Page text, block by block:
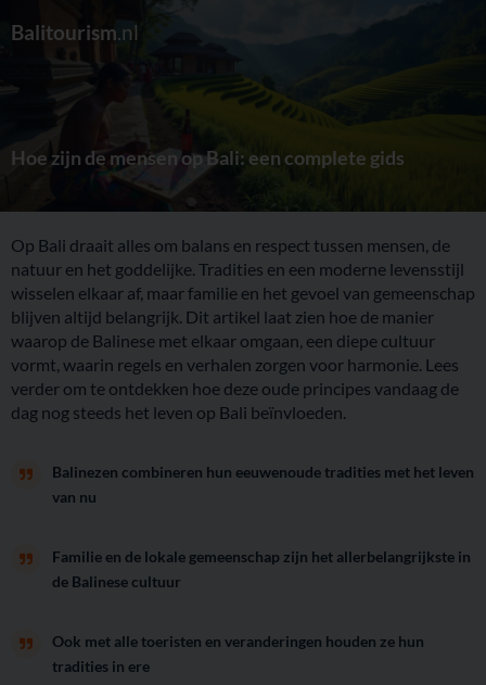
Balitourism.nl
Hoe zijn de mensen op Bali: een complete gids
Op Bali draait alles om balans en respect tussen mensen, de
natuur en het goddelijke. Tradities en een moderne levensstijl
wisselen elkaar af, maar familie en het gevoel van gemeenschap
blijven altijd belangrijk. Dit artikel laat zien hoe de manier
waarop de Balinese met elkaar omgaan, een diepe cultuur
vormt, waarin regels en verhalen zorgen voor harmonie. Lees
verder om te ontdekken hoe deze oude principes vandaag de
dag nog steeds het leven op Bali beïnvloeden.
Balinezen combineren hun eeuwenoude tradities met het leven
van nu
Familie en de lokale gemeenschap zijn het allerbelangrijkste in
de Balinese cultuur
Ook met alle toeristen en veranderingen houden ze hun
tradities in ere